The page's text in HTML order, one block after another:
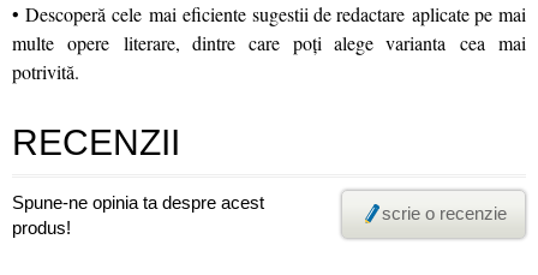
• Descoperă cele mai eficiente sugestii de redactare aplicate pe mai
multe opere literare, dintre care poţi alege varianta cea mai
potrivită.
RECENZII
Spune-ne opinia ta despre acest
produs!
scrie o recenzie